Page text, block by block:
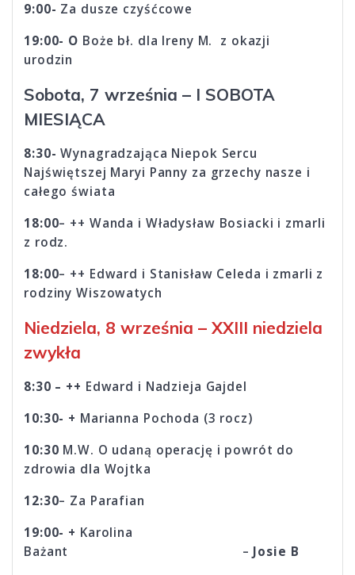
9:00- Za dusze czyśćcowe
19:00- O Boże bł. dla Ireny M. z okazji
urodzin
Sobota, 7 września – I SOBOTA
MIESIĄCA
8:30-Wynagradzająca Niepok Sercu
Najświętszej Maryi Panny za grzechy nasze i
całego świata
18:00– ++ Wanda i Władysław Bosiacki i zmarli
z rodz.
18:00– ++ Edward i Stanisław Celeda i zmarli z
rodziny Wiszowatych
Niedziela, 8 września – XXIII niedziela
zwykła
8:30 – ++ Edward i Nadzieja Gajdel
10:30- + Marianna Pochoda (3 rocz)
10:30 M.W. O udaną operację i powrót do
zdrowia dla Wojtka
12:30– Za Parafian
19:00- + Karolina
Bażant –Josie B